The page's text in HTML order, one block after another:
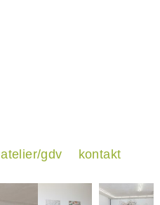
atelier/gdv kontakt